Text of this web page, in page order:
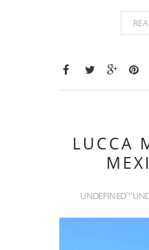
LUCCA
UNDEFINEDTH